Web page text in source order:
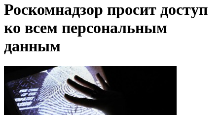
Роскомнадзор просит доступ
ко всем персональным
данным